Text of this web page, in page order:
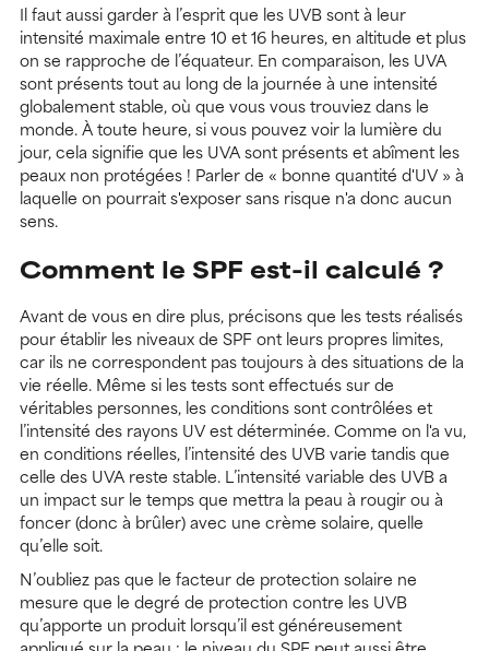
Il faut aussi garder à l’esprit que les UVB sont à leur
intensité maximale entre 10 et 16 heures, en altitude et plus
on se rapproche de l’équateur. En comparaison, les UVA
sont présents tout au long de la journée à une intensité
globalement stable, où que vous vous trouviez dans le
monde. À toute heure, si vous pouvez voir la lumière du
jour, cela signifie que les UVA sont présents et abîment les
peaux non protégées ! Parler de « bonne quantité d'UV » à
laquelle on pourrait s'exposer sans risque n'a donc aucun
sens.
Comment le SPF est-il calculé ?
Avant de vous en dire plus, précisons que les tests réalisés
pour établir les niveaux de SPF ont leurs propres limites,
car ils ne correspondent pas toujours à des situations de la
vie réelle. Même si les tests sont effectués sur de
véritables personnes, les conditions sont contrôlées et
l’intensité des rayons UV est déterminée. Comme on l'a vu,
en conditions réelles, l’intensité des UVB varie tandis que
celle des UVA reste stable. L’intensité variable des UVB a
un impact sur le temps que mettra la peau à rougir ou à
foncer (donc à brûler) avec une crème solaire, quelle
qu’elle soit.
N’oubliez pas que le facteur de protection solaire ne
mesure que le degré de protection contre les UVB
qu’apporte un produit lorsqu’il est généreusement